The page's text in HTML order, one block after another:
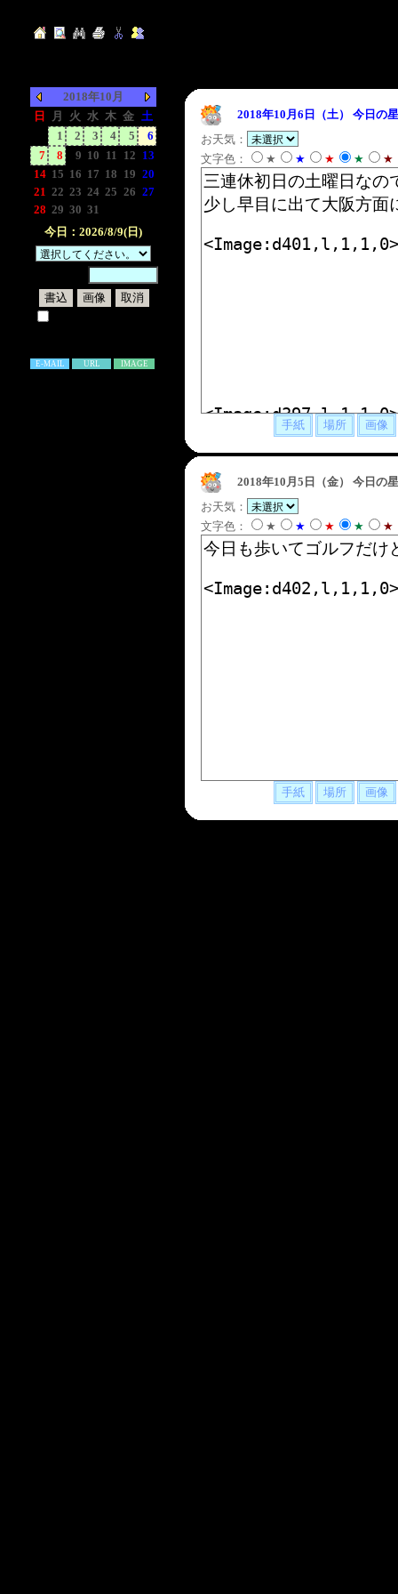
2018年10月
日
月 火 水 木 金 土
1 2 3 4 5
6
7
8 9 10 11 12 13
14 15 16 17 18 19 20
21 22 23 24 25 26 27
28 29 30 31
今日：2026/8/9(日)
E-MAIL URL IMAGE
2018年10月6日（土）
今日の
お天気：
文字色：
★ ★ ★ ★ ★
2018年10月5日（金）
今日の
お天気：
文字色：
★ ★ ★ ★ ★